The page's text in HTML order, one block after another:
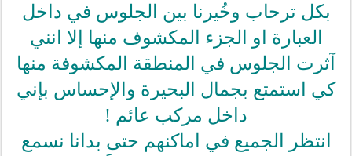
بكل ترحاب وخُيرنا بين الجلوس في داخل
العبارة او الجزء المكشوف منها إلا انني
آثرت الجلوس في المنطقة المكشوفة منها
كي استمتع بجمال البحيرة والإحساس بإني
داخل مركب عائم !
انتظر الجميع في اماكنهم حتى بدانا نسمع